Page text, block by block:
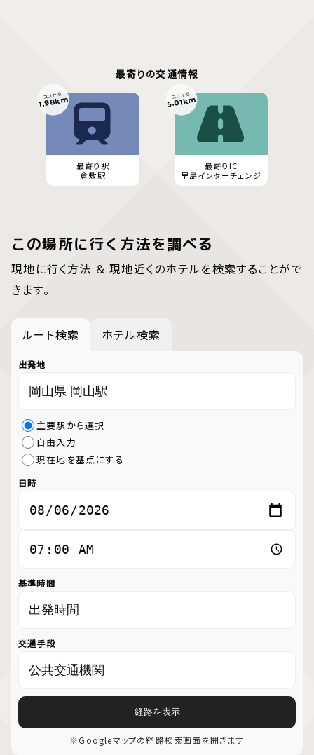
最寄りの交通情報
最寄り駅
倉敷駅
ココから
1.98km
最寄りIC
早島インターチェンジ
ココから
5.01km
この場所に行く方法を調べる
現地に行く方法 ＆ 現地近くのホテルを検索することがで
きます。
ルート検索 ホテル検索
出発地
主要駅から選択
自由入力
現在地を基点にする
日時
基準時間
交通手段
経路を表示
※Googleマップの経路検索画面を開きます